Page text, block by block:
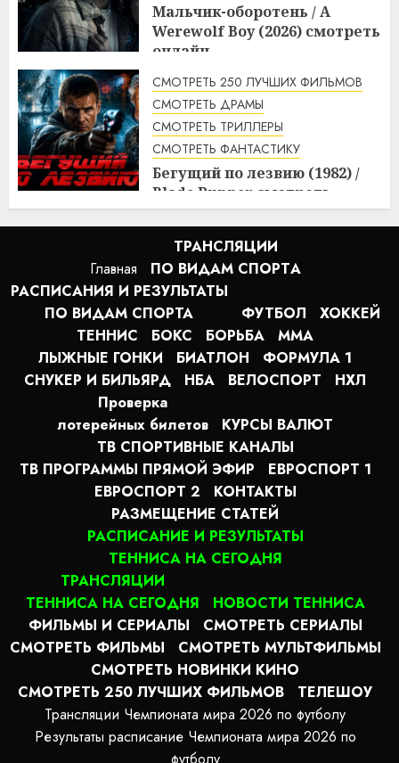
Мальчик-оборотень / A
Werewolf Boy (2026) смотреть
онлайн
3:10 10.08.2026
СМОТРЕТЬ 250 ЛУЧШИХ ФИЛЬМОВ
СМОТРЕТЬ ДРАМЫ
СМОТРЕТЬ ТРИЛЛЕРЫ
СМОТРЕТЬ ФАНТАСТИКУ
Бегущий по лезвию (1982) /
Blade Runner смотреть
онлайн
Главная
ТРАНСЛЯЦИИ
ПО ВИДАМ СПОРТA
РАСПИСАНИЯ И РЕЗУЛЬТАТЫ
ПО ВИДАМ СПОРТА
ФУТБОЛ
ХОККЕЙ
ТЕННИС
БОКС БОРЬБА
MMA
ЛЫЖНЫЕ ГОНКИ
БИАТЛОН
ФОРМУЛА 1
СНУКЕР И БИЛЬЯРД
НБА ВЕЛОСПОРТ
НХЛ
Проверка
лотерейных билетов
КУРСЫ ВАЛЮТ
ТВ СПОРТИВНЫЕ КАНАЛЫ
ТВ ПРОГРАММЫ ПРЯМОЙ ЭФИР
ЕВРОСПОРТ 1
ЕВРОСПОРТ 2
КОНТАКТЫ
РАЗМЕЩЕНИЕ СТАТЕЙ
РАСПИСАНИЕ И РЕЗУЛЬТАТЫ
ТЕННИСА НА СЕГОДНЯ
ТРАНСЛЯЦИИ
ТЕННИСА НА СЕГОДНЯ
НОВОСТИ ТЕННИСА
ФИЛЬМЫ И СЕРИАЛЫ
СМОТРЕТЬ СЕРИАЛЫ
СМОТРЕТЬ ФИЛЬМЫ
СМОТРЕТЬ МУЛЬТФИЛЬМЫ
СМОТРЕТЬ НОВИНКИ КИНО
СМОТРЕТЬ 250 ЛУЧШИХ ФИЛЬМОВ
ТЕЛЕШОУ
Трансляции Чемпионата мира 2026 по футболу
Результаты расписание Чемпионата мира 2026 по
футболу